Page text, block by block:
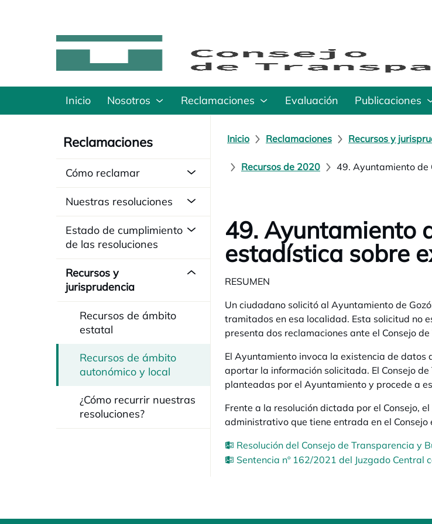
Inicio Nosotros Reclamaciones Evaluación Publicaciones
Reclamaciones
Cómo reclamar
Nuestras resoluciones
Estado de cumplimiento
de las resoluciones
Recursos y
jurisprudencia
Recursos de ámbito
estatal
Recursos de ámbito
autonómico y local
¿Cómo recurrir nuestras
resoluciones?
Inicio Reclamaciones Recursos y
Recursos de 2020 49. Ayuntamiento de
49. Ayuntamiento
estadística sobre
RESUMEN
Un ciudadano solicitó al Ayuntamiento de
tramitados en esa localidad. Esta solicitud no
presenta dos reclamaciones ante el Consejo
El Ayuntamiento invoca la existencia de
aportar la información solicitada. El Consejo
planteadas por el Ayuntamiento y procede a
Frente a la resolución dictada por el Consejo,
administrativo que tiene entrada en el
Resolución del Consejo de Transparencia y
Sentencia nº 162/2021 del Juzgado Central